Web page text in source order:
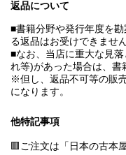
返品について
■書籍分野や発行年度を
る返品はお受けできません
■なお、当店に重大な見
れ等)があった場合は、書
※但し、返品不可等の販
になります。
他特記事項
🟥ご注文は「日本の古本